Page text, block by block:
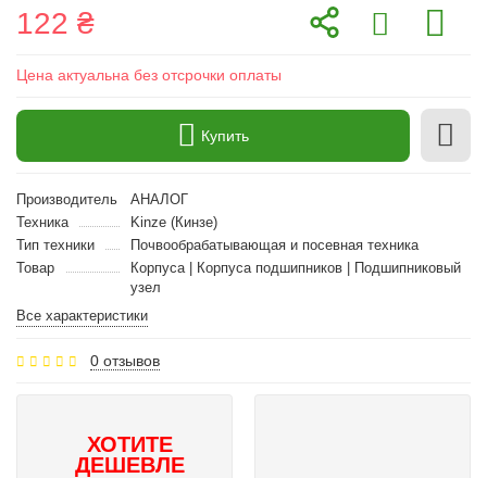
122 ₴
Цена актуальна без отсрочки оплаты
Купить
Производитель
АНАЛОГ
Техника
Kinze (Кинзе)
Тип техники
Почвообрабатывающая и посевная техника
Товар
Корпуса | Корпуса подшипников | Подшипниковый
узел
Все характеристики
0 отзывов
ХОТИТЕ
ДЕШЕВЛЕ